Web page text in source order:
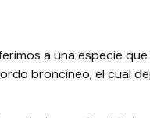
a una especie
broncíneo, el cual